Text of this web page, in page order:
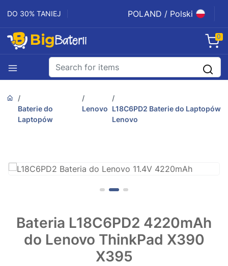
DO 30% TANIEJ POLAND / Polski
0
Baterie do
Laptopów
Lenovo L18C6PD2 Baterie do Laptopów
Lenovo
Bateria L18C6PD2 4220mAh
do Lenovo ThinkPad X390
X395